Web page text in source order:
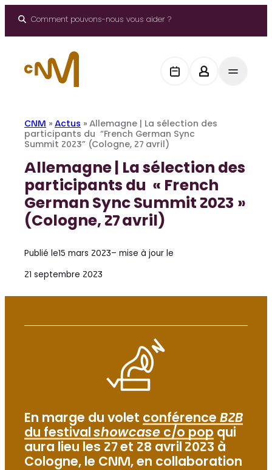
Comment pouvons-nous vous aider ?
CNM » Actus » Allemagne | La sélection des
participants du “French German Sync
Summit 2023” (Cologne, 27 avril)
Allemagne | La sélection des
participants du « French
German Sync Summit 2023 »
(Cologne, 27 avril)
Publié le15 mars 2023– mise à jour le
21 septembre 2023
En marge du volet conférence B2B
du festival showcase c/o pop qui
aura lieu les 27 et 28 avril 2023 à
Cologne, le CNM, en collaboration